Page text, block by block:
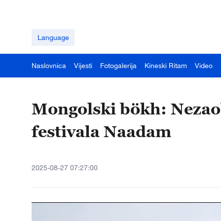
Language
Naslovnica Vijesti Fotogalerija Kineski Ritam Video
Mongolski bökh:
festivala Naadam
2025-08-27 07:27:00